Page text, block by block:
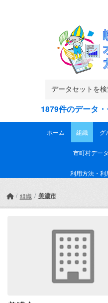
1879件のデータ
ホーム 組織 グ
市町村データ
利用方法・利
組織 美濃市